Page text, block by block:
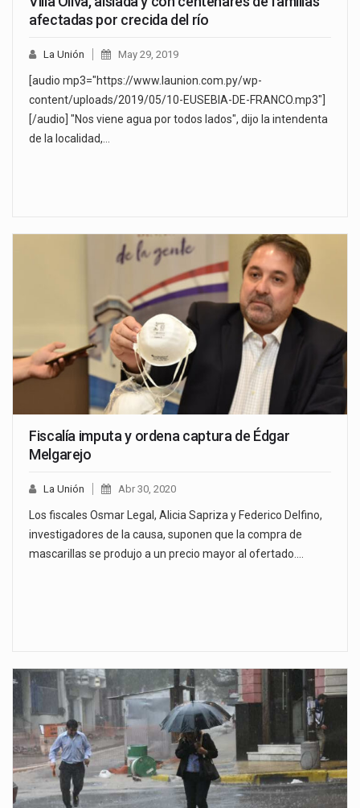
afectadas por crecida del río
La Unión May 29, 2019
[audio mp3="https://www.launion.com.py/wp-
content/uploads/2019/05/10-EUSEBIA-DE-FRANCO.mp3"]
[/audio] "Nos viene agua por todos lados", dijo la intendenta
de la localidad,…
Fiscalía imputa y ordena captura de Édgar
Melgarejo
La Unión Abr 30, 2020
Los fiscales Osmar Legal, Alicia Sapriza y Federico Delfino,
investigadores de la causa, suponen que la compra de
mascarillas se produjo a un precio mayor al ofertado.…